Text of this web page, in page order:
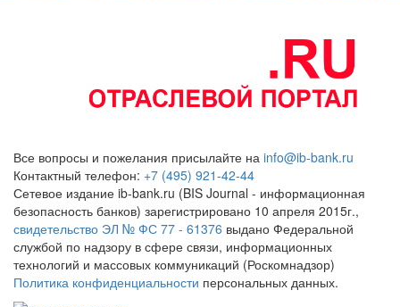
Все вопросы и пожелания присылайте на info@ib-bank.ru
Контактный телефон: +7 (495) 921-42-44
Сетевое издание ib-bank.ru (BIS Journal - информационная
безопасность банков) зарегистрировано 10 апреля 2015г.,
свидетельство ЭЛ № ФС 77 - 61376 выдано Федеральной
службой по надзору в сфере связи, информационных
технологий и массовых коммуникаций (Роскомнадзор)
Политика конфиденциальности персональных данных.